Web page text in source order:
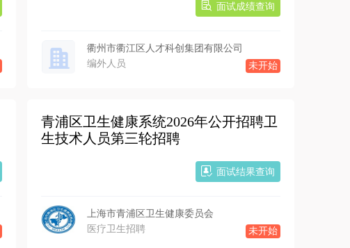
面试成绩查询
衢州市衢江区人才科创集团有限公司
未开始
编外人员
青浦区卫生健康系统2026年公开招聘卫
生技术人员第三轮招聘
面试结果查询
上海市青浦区卫生健康委员会
未开始
医疗卫生招聘